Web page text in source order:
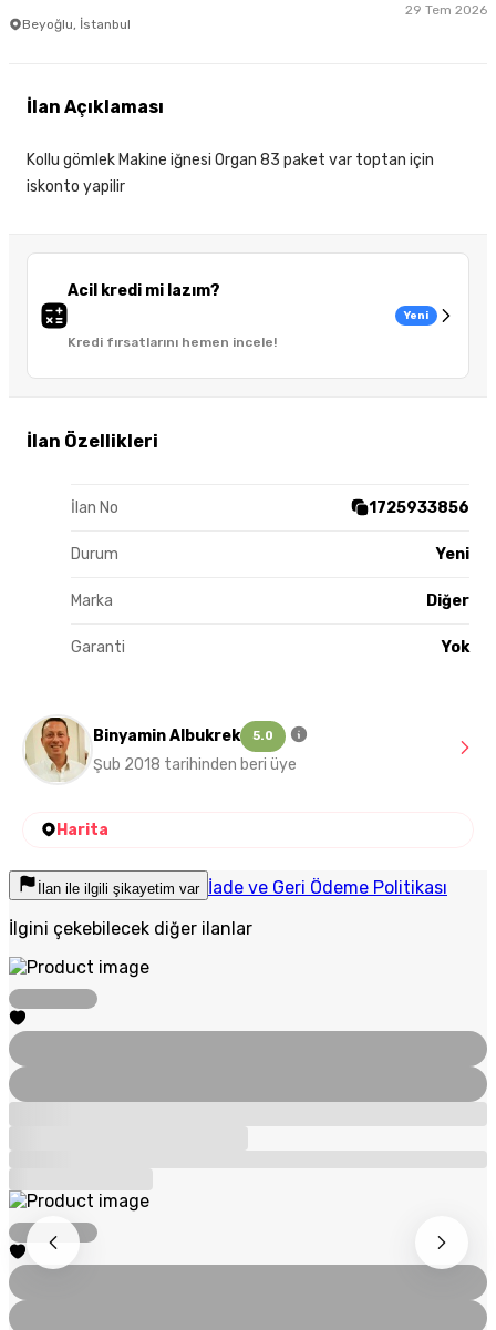
Beyoğlu, İstanbul
29 Tem 2026
Acil kredi mi lazım?
Kredi fırsatlarını hemen incele!
Yeni
İlan Özellikleri
İlan No 1725933856
Durum Yeni
Marka Diğer
Garanti Yok
İlan Açıklaması
Kollu gömlek Makine iğnesi Organ 83 paket var toptan için
iskonto yapilir
Binyamin Albukrek 5.0
Şub 2018 tarihinden beri üye
Harita
İlan ile ilgili şikayetim var İade ve Geri Ödeme Politikası
İlgini çekebilecek diğer ilanlar